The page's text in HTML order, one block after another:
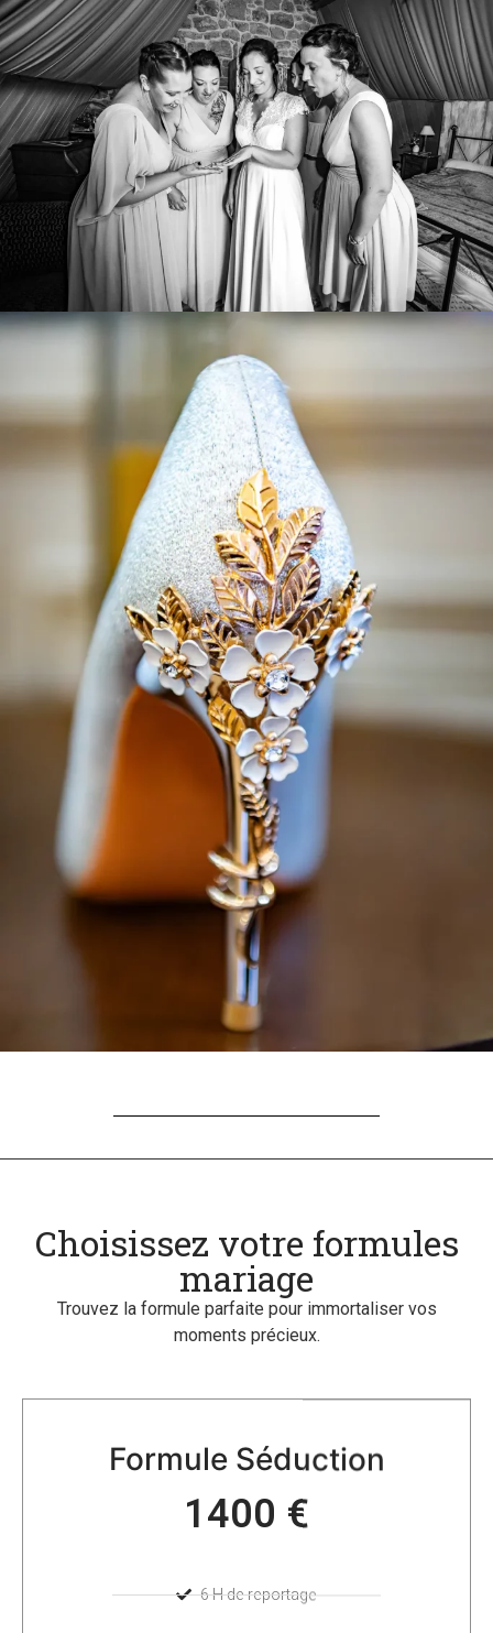
Choisissez votre formules
mariage
Trouvez la formule parfaite pour immortaliser vos
moments précieux.
Formule Séduction
1400 €
6 H de reportage